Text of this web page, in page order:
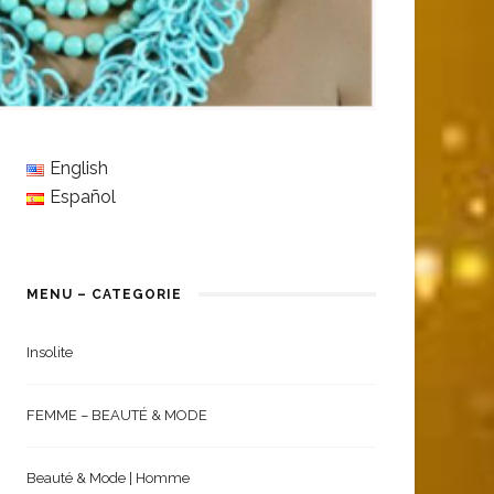
English
Español
MENU – CATEGORIE
Insolite
FEMME – BEAUTÉ & MODE
Beauté & Mode | Homme